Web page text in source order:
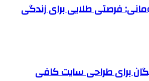
فرصتی طلایی برای زندگی
برای طراحی سایت کافی